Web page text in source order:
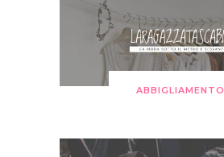
ABBIGLIAMENTO